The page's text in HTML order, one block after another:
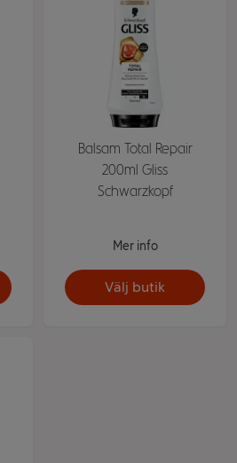
Balsam Total Repair
200ml Gliss
Schwarzkopf
Mer info
Välj butik